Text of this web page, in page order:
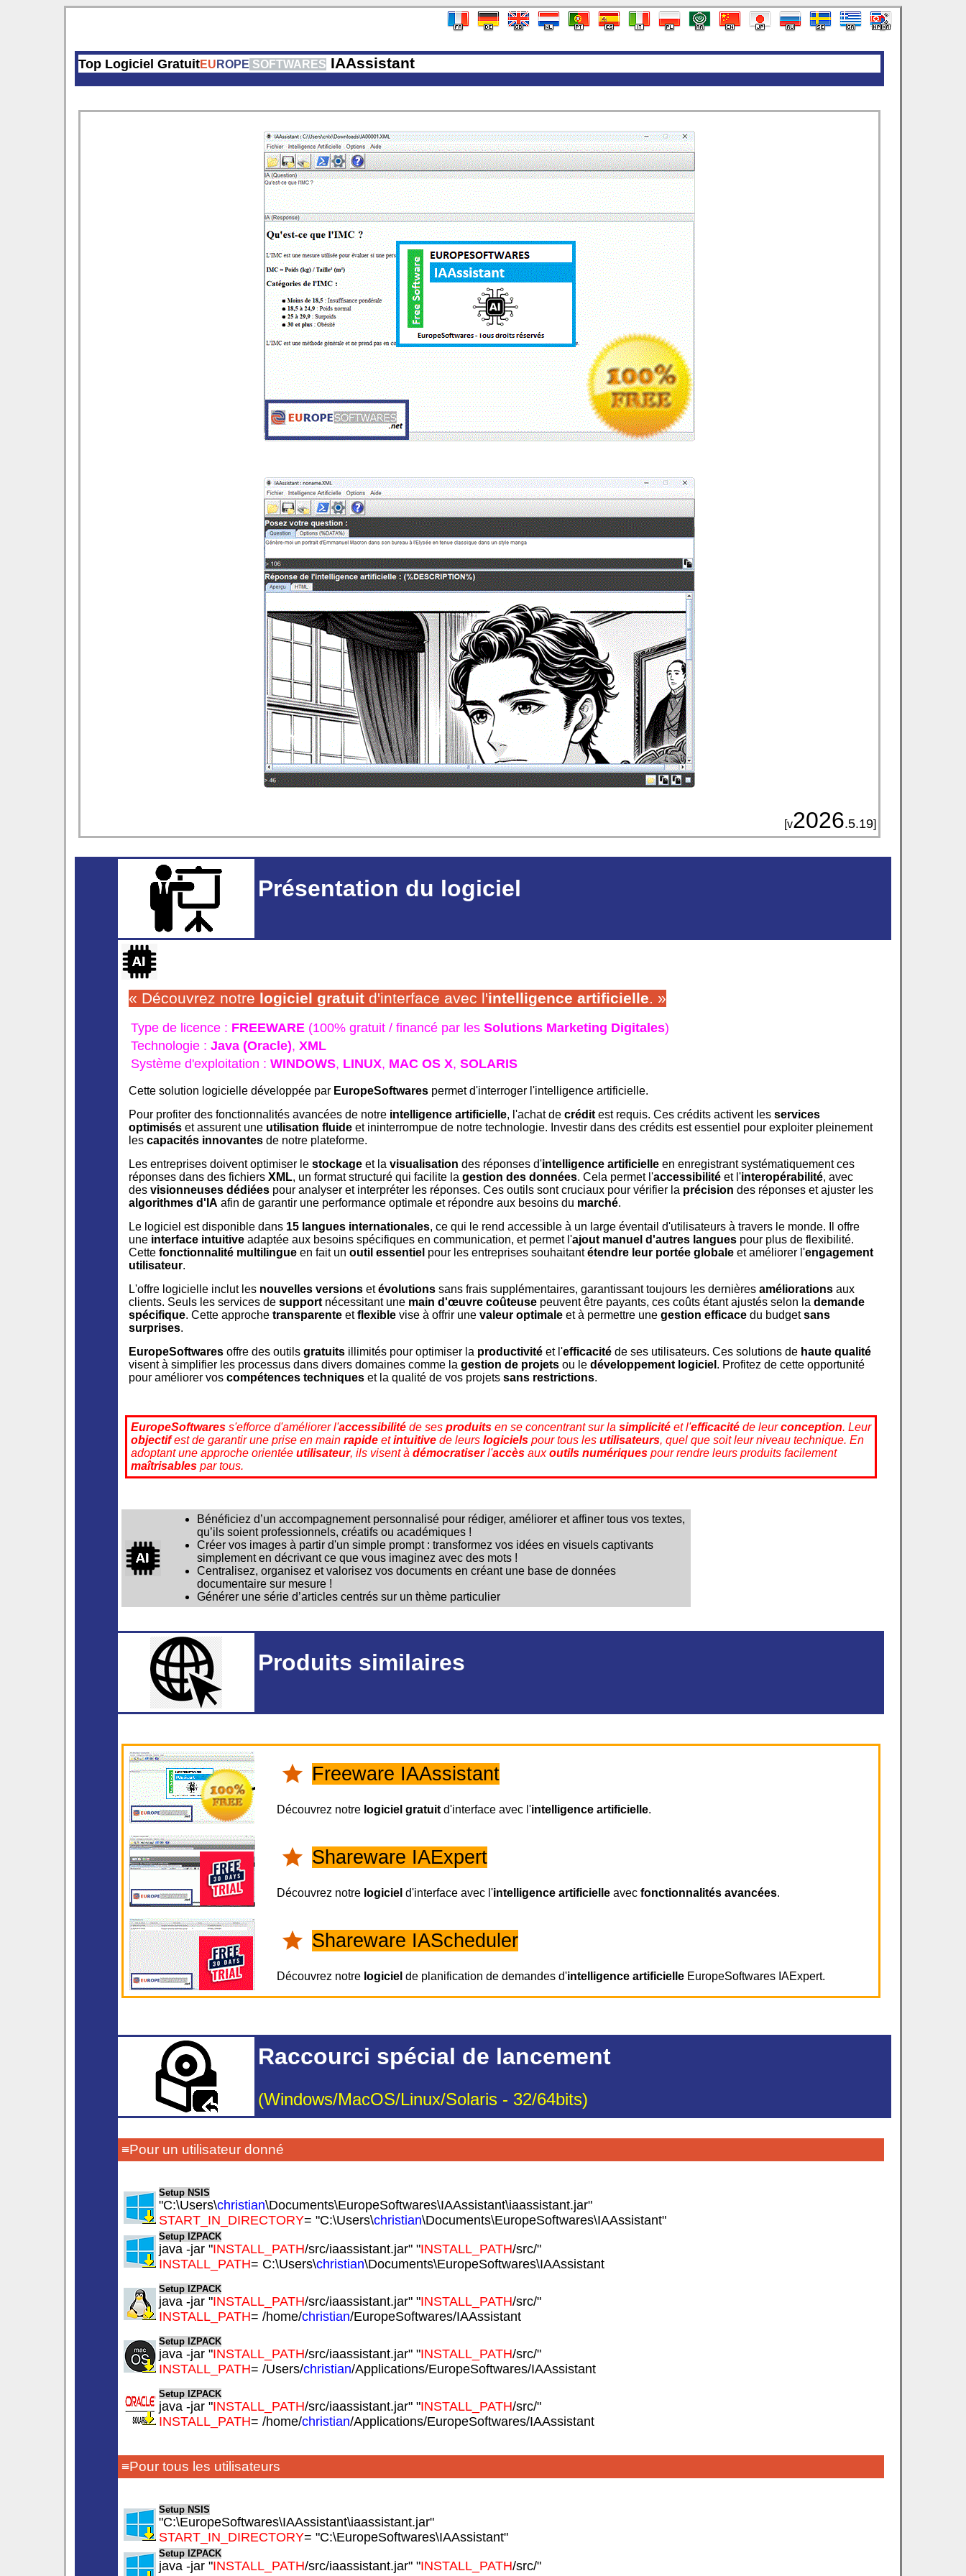
Top Logiciel GratuitEU ROPE SOFTWARES IAAssistant
[v2026.5.19]
Présentation du logiciel
« Découvrez notre logiciel gratuit d'interface avec l'intelligence artificielle. »
Type de licence : FREEWARE (100% gratuit / financé par les Solutions Marketing Digitales)
Technologie : Java (Oracle), XML
Système d'exploitation : WINDOWS, LINUX, MAC OS X, SOLARIS
Cette solution logicielle développée par EuropeSoftwares permet d'interroger l'intelligence artificielle.
Pour profiter des fonctionnalités avancées de notre intelligence artificielle, l'achat de crédit est requis. Ces crédits activent les services
optimisés et assurent une utilisation fluide et ininterrompue de notre technologie. Investir dans des crédits est essentiel pour exploiter pleinement
les capacités innovantes de notre plateforme.
Les entreprises doivent optimiser le stockage et la visualisation des réponses d'intelligence artificielle en enregistrant systématiquement ces
réponses dans des fichiers XML, un format structuré qui facilite la gestion des données. Cela permet l'accessibilité et l'interopérabilité, avec
des visionneuses dédiées pour analyser et interpréter les réponses. Ces outils sont cruciaux pour vérifier la précision des réponses et ajuster les
algorithmes d'IA afin de garantir une performance optimale et répondre aux besoins du marché.
Le logiciel est disponible dans 15 langues internationales, ce qui le rend accessible à un large éventail d'utilisateurs à travers le monde. Il offre
une interface intuitive adaptée aux besoins spécifiques en communication, et permet l'ajout manuel d'autres langues pour plus de flexibilité.
Cette fonctionnalité multilingue en fait un outil essentiel pour les entreprises souhaitantétendre leur portée globale et améliorer l'engagement
utilisateur.
L'offre logicielle inclut les nouvelles versions etévolutions sans frais supplémentaires, garantissant toujours les dernières améliorations aux
clients. Seuls les services de support nécessitant une main d'œuvre coûteuse peuvent être payants, ces coûts étant ajustés selon la demande
spécifique. Cette approche transparente etflexible vise à offrir une valeur optimale et à permettre une gestion efficace du budgetsans
surprises.
EuropeSoftwares offre des outils gratuits illimités pour optimiser la productivité et l'efficacité de ses utilisateurs. Ces solutions de haute qualité
visent à simplifier les processus dans divers domaines comme la gestion de projets ou le développement logiciel . Profitez de cette opportunité
pour améliorer vos compétences techniques et la qualité de vos projets sans restrictions.
EuropeSoftwares s'efforce d'améliorer l'accessibilité de ses produits en se concentrant sur la simplicité et l'efficacité de leurconception. Leur
objectifest de garantir une prise en main rapide etintuitive de leurs logiciels pour tous les utilisateurs, quel que soit leur niveau technique. En
adoptant une approche orientée utilisateur, ils visent à démocratiserl'accès auxoutils numériques pour rendre leurs produits facilement
maîtrisables par tous.
Bénéficiez d’un accompagnement personnalisé pour rédiger, améliorer et affiner tous vos textes,
qu’ils soient professionnels, créatifs ou académiques !
Créer vos images à partir d'un simple prompt : transformez vos idées en visuels captivants
simplement en décrivant ce que vous imaginez avec des mots !
Centralisez, organisez et valorisez vos documents en créant une base de données
documentaire sur mesure !
Générer une série d’articles centrés sur un thème particulier
Produits similaires
Freeware IAAssistant
Découvrez notre logiciel gratuit d'interface avec l'intelligence artificielle.
Shareware IAExpert
Découvrez notre logiciel d'interface avec l'intelligence artificielle avec fonctionnalités avancées.
Shareware IAScheduler
Découvrez notre logiciel de planification de demandes d'intelligence artificielle EuropeSoftwares IAExpert.
Raccourci spécial de lancement
(Windows/MacOS/Linux/Solaris - 32/64bits)
≡Pour un utilisateur donné
Setup NSIS
"C:\Users\christian\Documents\EuropeSoftwares\IAAssistant\iaassistant.jar"
START_IN_DIRECTORY= "C:\Users\christian\Documents\EuropeSoftwares\IAAssistant"
Setup IZPACK
java -jar "INSTALL_PATH/src/iaassistant.jar" "INSTALL_PATH/src/"
INSTALL_PATH= C:\Users\christian\Documents\EuropeSoftwares\IAAssistant
Setup IZPACK
java -jar "INSTALL_PATH/src/iaassistant.jar" "INSTALL_PATH/src/"
INSTALL_PATH= /home/christian/EuropeSoftwares/IAAssistant
Setup IZPACK
java -jar "INSTALL_PATH/src/iaassistant.jar" "INSTALL_PATH/src/"
INSTALL_PATH= /Users/christian/Applications/EuropeSoftwares/IAAssistant
Setup IZPACK
java -jar "INSTALL_PATH/src/iaassistant.jar" "INSTALL_PATH/src/"
INSTALL_PATH= /home/christian/Applications/EuropeSoftwares/IAAssistant
≡Pour tous les utilisateurs
Setup NSIS
"C:\EuropeSoftwares\IAAssistant\iaassistant.jar"
START_IN_DIRECTORY= "C:\EuropeSoftwares\IAAssistant"
Setup IZPACK
java -jar "INSTALL_PATH/src/iaassistant.jar" "INSTALL_PATH/src/"